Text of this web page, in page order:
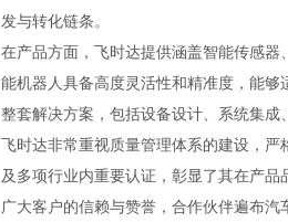
发与转化链条。
在产品方面，飞时达提供涵盖智能传感
能机器人具备高度灵活性和精准度，能
整套解决方案，包括设备设计、系统集成
飞时达非常重视质量管理体系的建设，
及多项行业内重要认证，彰显了其在产
广大客户的信赖与赞誉，合作伙伴遍布汽